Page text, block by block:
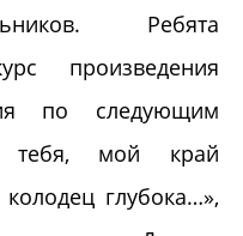
Ребята
произведения
по следующим
тебя, мой край
глубока…»,